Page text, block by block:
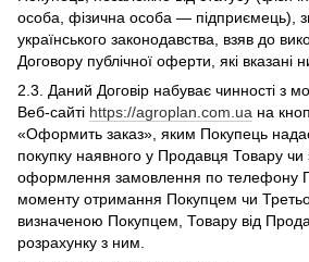
особа, фізична особа — підприємець),
українського законодавства, взяв до
Договору публічної оферти, які вказані
2.3. Даний Договір набуває чинності з
Веб-сайті https://agroplan.com.ua на
«Оформить заказ», яким Покупець надає
покупку наявного у Продавця Товару
оформлення замовлення по телефону
моменту отримання Покупцем чи
визначеною Покупцем, Товару від
розрахунку з ним.